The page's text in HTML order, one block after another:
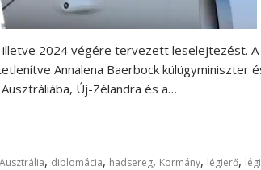
2024 végére tervezett leselejtezést.
Annalena Baerbock külügyminiszter
Új-Zélandra és a…
Ausztrália, diplomácia, hadsereg, Kormány, légierő,